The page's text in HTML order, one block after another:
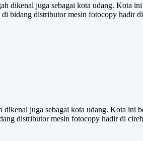
dikenal juga sebagai kota udang. Kota
bidang distributor mesin fotocopy hadir
juga sebagai kota udang. Kota ini
distributor mesin fotocopy hadir di